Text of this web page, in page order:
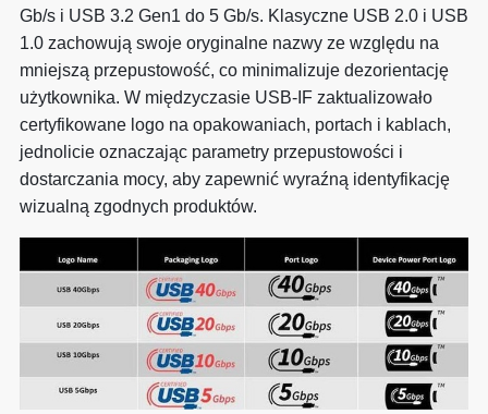
Gb/s i USB 3.2 Gen1 do 5 Gb/s. Klasyczne USB 2.0 i USB
1.0 zachowują swoje oryginalne nazwy ze względu na
mniejszą przepustowość, co minimalizuje dezorientację
użytkownika. W międzyczasie USB-IF zaktualizowało
certyfikowane logo na opakowaniach, portach i kablach,
jednolicie oznaczając parametry przepustowości i
dostarczania mocy, aby zapewnić wyraźną identyfikację
wizualną zgodnych produktów.